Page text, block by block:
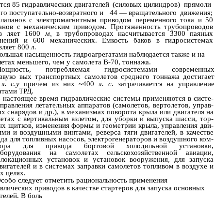
85 гидравлических двигателей (силовых цилиндров) прямоли­
поступательно-возвратного и
44 — вращательного движения;
с электромагнитным приводом переменного тока и 50
с механическим приводом. Протяженность трубопроводов
ляет 1600 м, в трубопроводах насчитывается 3300 паяных
и 600 механических. Емкость баков в гидросистемах
800 л.
насыщенность гидроагрегатами наблюдается также и на
меньшего, чем у самолета В-70, тоннажа.
потребляемая гидросистемами современных
вых транспортных самолетов среднего тоннажа достигает
л. с.упричем из них ~400л. с. затрачивается на управление
ТРД.
настоящее время гидравлические системы применяются в систе­
летательных аппаратов (самолетов, вертолетов, управ­
снарядов и др.), в механизмах поворота крыла или двигателя на
с вертикальным взлетом, для уборки и выпуска шасси, тор­
щитков, изменения формы и геометрии крыла, управления дви­
и воздушными винтами, реверса тяги двигателей, в качестве
для топливных насосов, электрогенераторов и воздушного ком­
для привода бортовой холодильной установки,
на самолетах сельскохозяйственной авиации,
установок и установок вооружения, для запуска
и в системах заправки самолетов топливом в воздухе и
целях.
следует отметить рациональность применения
приводов в качестве стартеров для запуска основных
В боль­